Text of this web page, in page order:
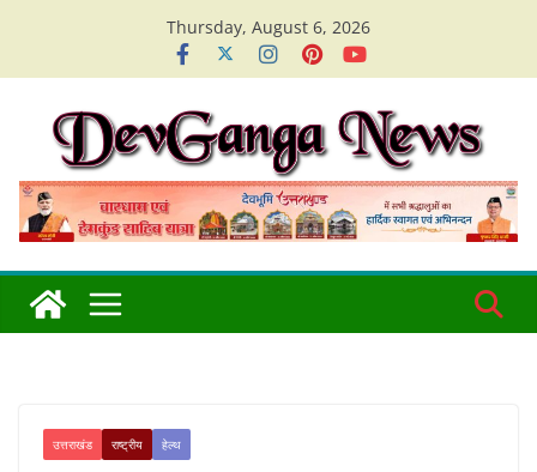
content
Thursday, August 6, 2026
उत्तराखंड राष्ट्रीय हेल्थ